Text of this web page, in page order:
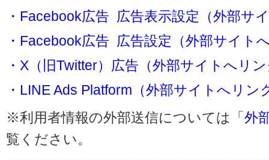
・Facebook広告 広告表示設定（外部サ
・Facebook広告 広告設定（外部サイト
・X（旧Twitter）広告（外部サイトへリ
・LINE Ads Platform（外部サイトへリン
※利用者情報の外部送信については「外
覧ください。